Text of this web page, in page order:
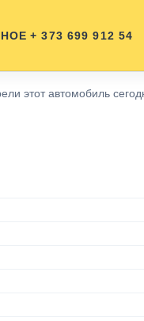
+ 373 699 912 54
этот автомобиль